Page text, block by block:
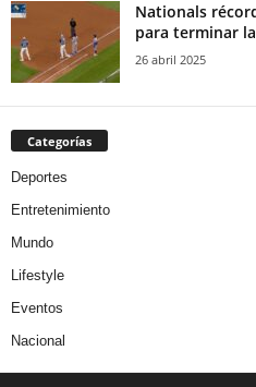
Nationals
para terminar
26 abril 2025
Categorías
Deportes
Entretenimiento
Mundo
Lifestyle
Eventos
Nacional